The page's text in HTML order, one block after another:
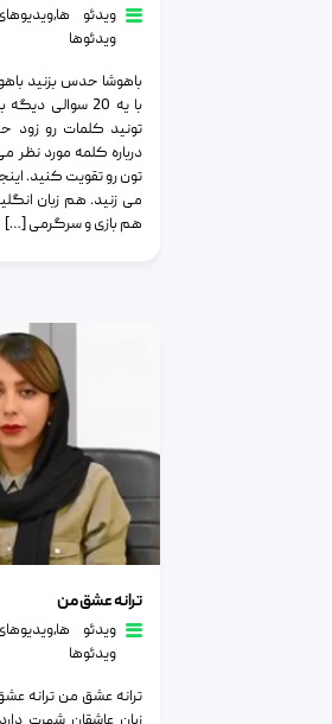
ویدئو ها٫
ویدئوها
باهوشا حدس بزنید
با یه 20 سوالی
تونید کلمات رو زود
درباره کلمه مورد نظر
تون رو تقویت کنید.
می زنید. هم زبان
هم بازی و سرگرمی […]
ترانه عشق من
ویدئو ها٫
ویدئوها
ترانه عشق من ترانه